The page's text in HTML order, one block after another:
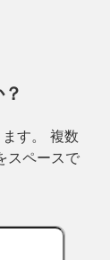
す。 複数
スペースで